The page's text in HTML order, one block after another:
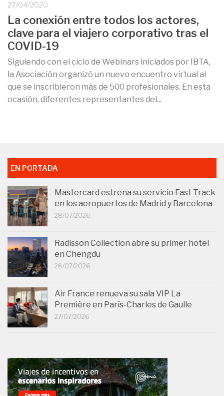
27/04/2020
La conexión entre todos los actores,
clave para el viajero corporativo tras el
COVID-19
Siguiendo con el ciclo de Webinars iniciados por IBTA,
la Asociación organizó un nuevo encuentro virtual al
que se inscribieron más de 500 profesionales. En esta
ocasión, diferentes representantes del...
EN PORTADA
Mastercard estrena su servicio Fast Track
en los aeropuertos de Madrid y Barcelona
28/07/2026
Radisson Collection abre su primer hotel
en Chengdu
28/07/2026
Air France renueva su sala VIP La
Première en París-Charles de Gaulle
27/07/2026